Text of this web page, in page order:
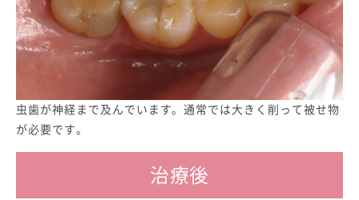
虫歯が神経まで及んでいます。通常では大きく削って被せ物
が必要です。
治療後